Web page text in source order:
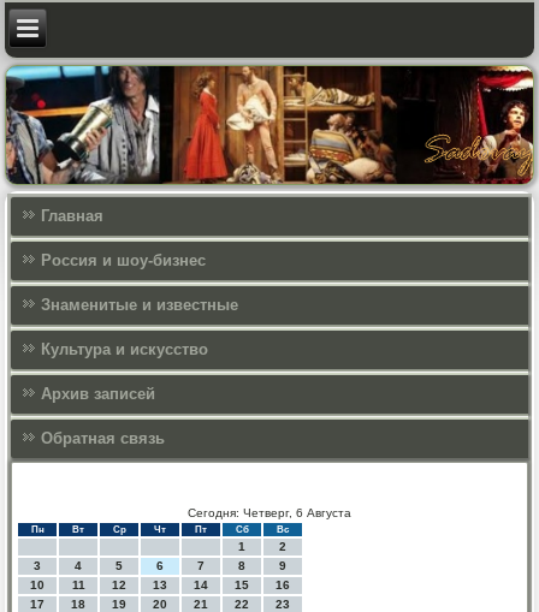
Главная
Россия и шоу-бизнес
Знаменитые и известные
Культура и искусcтво
Архив записей
Обратная связь
Сегодня: Четверг, 6 Августа
Пн Вт Ср Чт Пт Сб Вс
1
2
3
4 5 6 7 8
9
10
11 12 13 14 15
16
17
18 19 20 21 22
23